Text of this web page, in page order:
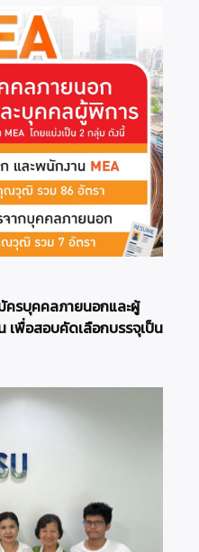
ครบุคคลภายนอกและผู้
เพื่อสอบคัดเลือกบรรจุเป็น